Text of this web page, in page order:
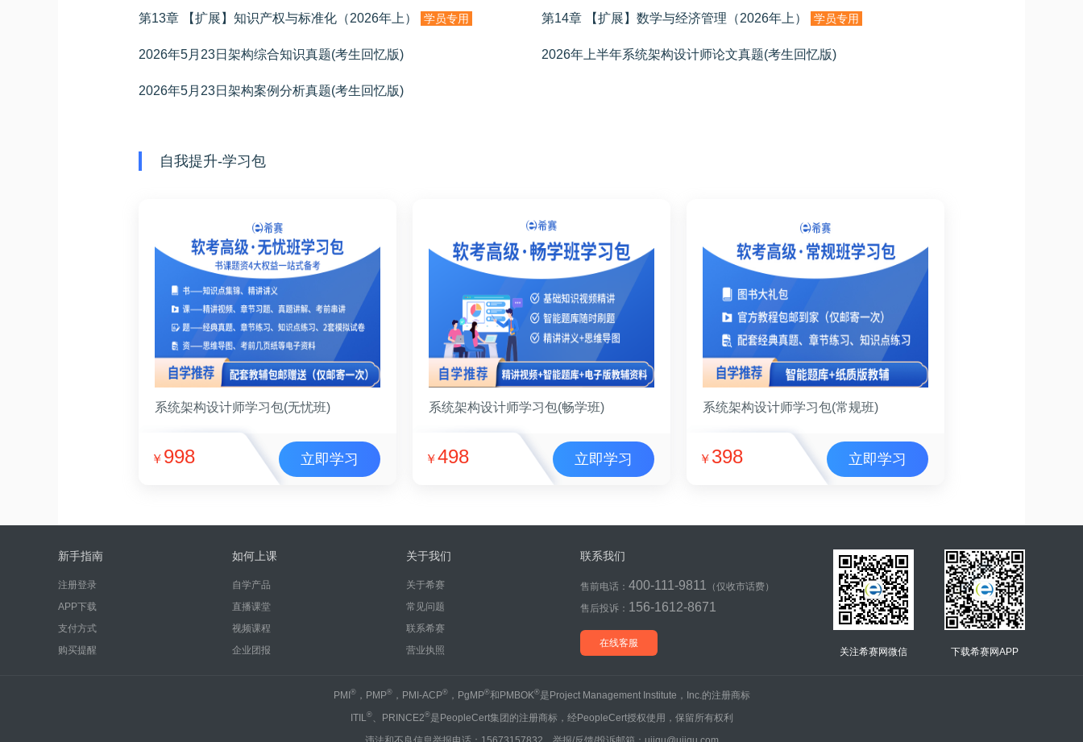
第13章 【扩展】知识产权与标准化（2026年上） 学员专用 第14章 【扩展】数学与经济管理（2026年上） 学员专用
2026年5月23日架构综合知识真题(考生回忆版) 2026年上半年系统架构设计师论文真题(考生回忆版)
2026年5月23日架构案例分析真题(考生回忆版)
自我提升-学习包
系统架构设计师学习包(无忧班)
￥ 998 立即学习
系统架构设计师学习包(畅学班)
￥498 立即学习
系统架构设计师学习包(常规班)
￥ 398 立即学习
新手指南
注册登录
APP下载
支付方式
购买提醒
如何上课
自学产品
直播课堂
视频课程
企业团报
关于我们
关于希赛
常见问题
联系希赛
营业执照
联系我们
售前电话： 400-111-9811
（仅收市话费）
售后投诉： 156-1612-8671
在线客服
关注希赛网微信 下载希赛网APP
PMI®，PMP®，PMI-ACP®，PgMP®和PMBOK®是Project Management Institute，Inc.的注册商标
ITIL®、PRINCE2®是PeopleCert集团的注册商标，经PeopleCert授权使用，保留所有权利